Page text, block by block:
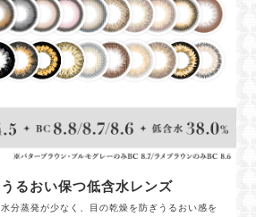
うるおい保つ低含水レンズ
水分蒸発が少なく、目の乾燥を防ぎうるおい感を